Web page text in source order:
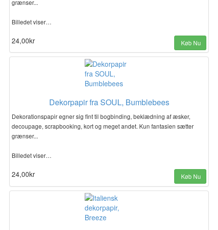
grænser...
Billedet viser…
24,00kr Køb Nu
Dekorpapir fra SOUL, Bumblebees
Dekorationspapir egner sig fint til bogbinding, beklædning af æsker,
decoupage, scrapbooking, kort og meget andet. Kun fantasien sætter
grænser...
Billedet viser…
24,00kr Køb Nu